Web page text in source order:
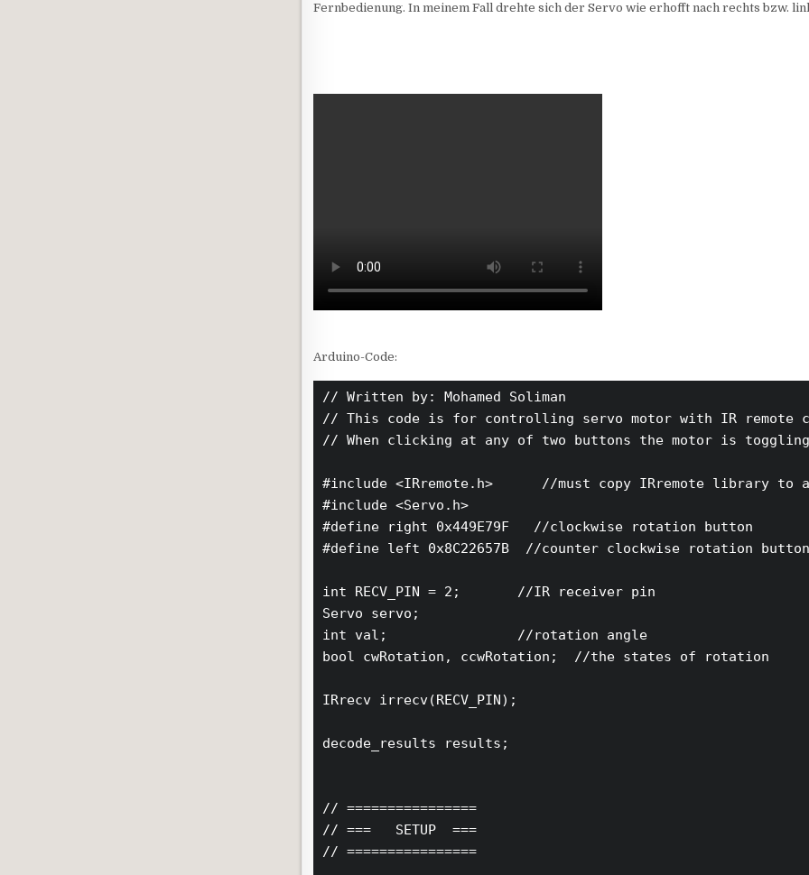
Fernbedienung. In meinem Fall drehte sich der Servo wie erhofft nach rechts bzw.
Arduino-Code:
// Written by: Mohamed Soliman
// This code is for controlling servo motor with IR remote
// When clicking at any of two buttons the motor is toggling
#include <IRremote.h>      //must copy IRremote library to
#include <Servo.h>
#define right 0x449E79F   //clockwise rotation button
#define left 0x8C22657B  //counter clockwise rotation button
int RECV_PIN = 2;       //IR receiver pin
Servo servo;
int val;                //rotation angle
bool cwRotation, ccwRotation;  //the states of rotation
IRrecv irrecv(RECV_PIN);
decode_results results;
// ================
// ===   SETUP  ===
// ================